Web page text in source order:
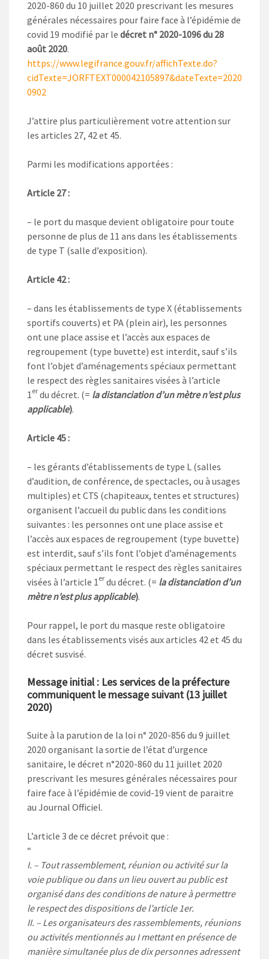
2020-860 du 10 juillet 2020 prescrivant les mesures
générales nécessaires pour faire face à l’épidémie de
covid 19 modifié par le décret n° 2020-1096 du 28
août 2020.
https://www.legifrance.gouv.fr/affichTexte.do?
cidTexte=JORFTEXT000042105897&dateTexte=2020
0902
J’attire plus particulièrement votre attention sur
les articles 27, 42 et 45.
Parmi les modifications apportées :
Article 27 :
– le port du masque devient obligatoire pour toute
personne de plus de 11 ans dans les établissements
de type T (salle d’exposition).
Article 42 :
– dans les établissements de type X (établissements
sportifs couverts) et PA (plein air), les personnes
ont une place assise et l’accès aux espaces de
regroupement (type buvette) est interdit, sauf s’ils
font l’objet d’aménagements spéciaux permettant
le respect des règles sanitaires visées à l’article
1er du décret. (= la distanciation d’un mètre n’est plus
applicable).
Article 45 :
– les gérants d’établissements de type L (salles
d’audition, de conférence, de spectacles, ou à usages
multiples) et CTS (chapiteaux, tentes et structures)
organisent l’accueil du public dans les conditions
suivantes : les personnes ont une place assise et
l’accès aux espaces de regroupement (type buvette)
est interdit, sauf s’ils font l’objet d’aménagements
spéciaux permettant le respect des règles sanitaires
visées à l’article 1er du décret. (= la distanciation d’un
mètre n’est plus applicable).
Pour rappel, le port du masque reste obligatoire
dans les établissements visés aux articles 42 et 45 du
décret susvisé.
Message initial : Les services de la préfecture
communiquent le message suivant (13 juillet
2020)
Suite à la parution de la loi n° 2020-856 du 9 juillet
2020 organisant la sortie de l’état d’urgence
sanitaire, le décret n°2020-860 du 11 juillet 2020
prescrivant les mesures générales nécessaires pour
faire face à l’épidémie de covid-19 vient de paraitre
au Journal Officiel.
L’article 3 de ce décret prévoit que :
“
I. – Tout rassemblement, réunion ou activité sur la
voie publique ou dans un lieu ouvert au public est
organisé dans des conditions de nature à permettre
le respect des dispositions de l’article 1er.
II. – Les organisateurs des rassemblements, réunions
ou activités mentionnés au I mettant en présence de
manière simultanée plus de dix personnes adressent